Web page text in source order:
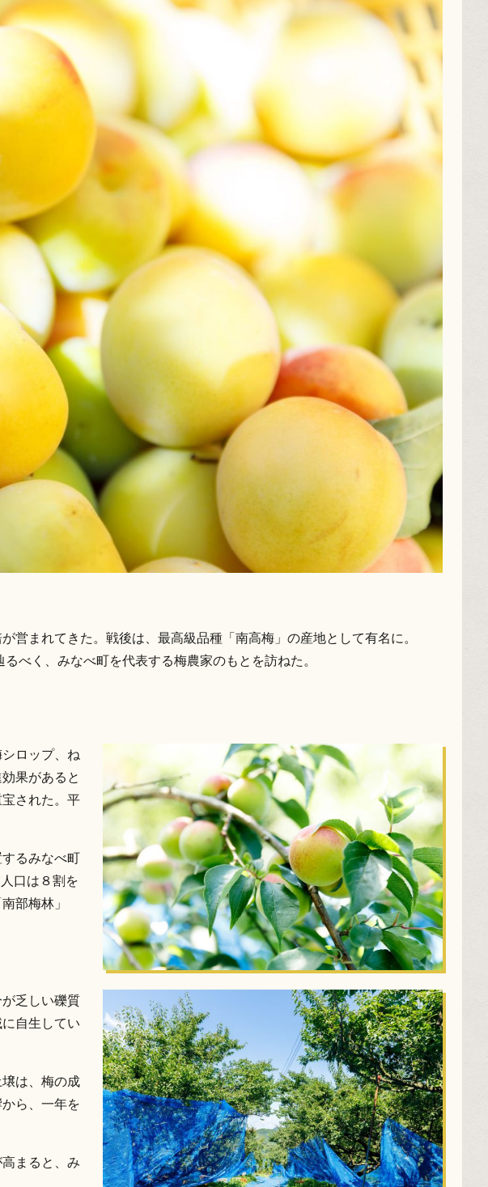
まれてきた。戦後は、最高級品種「南高梅」の産地として有名に。
べく、みなべ町を代表する梅農家のもとを訪ねた。
ロップ、ね
果があると
された。平
るみなべ町
口は８割を
部梅林」
乏しい礫質
自生してい
は、梅の成
ら、一年を
まると、み